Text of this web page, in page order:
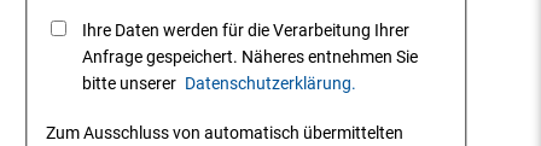
Ihre Daten werden für die Verarbeitung Ihrer
Anfrage gespeichert. Näheres entnehmen Sie
bitte unserer Datenschutzerklärung.
Zum Ausschluss von automatisch übermittelten